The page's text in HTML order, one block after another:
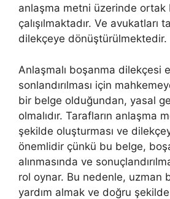
anlaşma metni üzerinde ortak
çalışılmaktadır. Ve avukatları
dilekçeye dönüştürülmektedir.
Anlaşmalı boşanma dilekçesi
sonlandırılması için
bir belge olduğundan, yasal
olmalıdır. Tarafların anlaşma
şekilde oluşturması ve
önemlidir çünkü bu belge,
alınmasında ve
rol oynar. Bu nedenle, uzman
yardım almak ve doğru